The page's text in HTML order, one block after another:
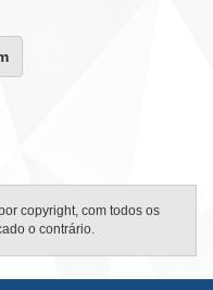
copyright, com todos os
o contrário.